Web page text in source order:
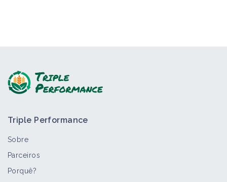
Triple Performance
Sobre
Parceiros
Porquê?